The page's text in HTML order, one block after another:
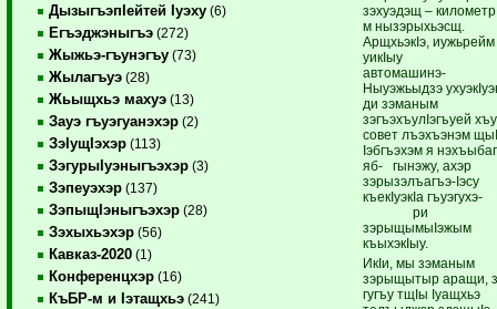
ДызыгъэпIейтей Iуэху (6)
Егъэджэныгъэ (272)
Жыжьэ-гъунэгъу (73)
Жылагъуэ (28)
Жьыщхьэ махуэ (13)
Зауэ гъуэгуанэхэр (2)
ЗэIущIэхэр (113)
ЗэгурыIуэныгъэхэр (3)
Зэпеуэхэр (137)
ЗэпыщIэныгъэхэр (28)
Зэхыхьэхэр (56)
Кавказ-2020 (1)
Конференцхэр (16)
КъБР-м и Iэтащхьэ (241)
зэхуэдэщ –
м нызэрыхьэсщ.
АрщхьэкIэ, иужьрейм
уикIыу
автомашинэ-
Ныуэжьыдзэ
ди зэманым
зэгъэхъулIэгъуей
совет лъэхъэнэм
Iэбгъэхэм я
яб- гынэжу, ахэр
зэрызэлъагъэ-Iэсу
къекIуэкIа
ри
зэрыщымыIэжым
къыхэкIыу.
ИкIи, мы зэманым
зэрыщытыр аращи,
гугъу тщIы Iуащхьэ